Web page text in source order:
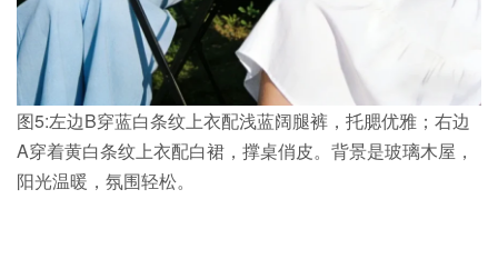
图5:左边B穿蓝白条纹上衣配浅蓝阔腿裤，托腮优雅；右边
A穿着黄白条纹上衣配白裙，撑桌俏皮。背景是玻璃木屋，
阳光温暖，氛围轻松。